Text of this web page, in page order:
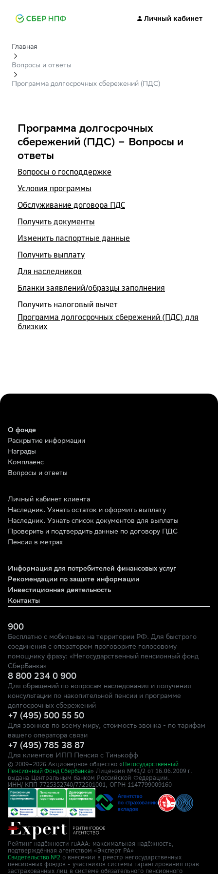
Личный кабинет
Главная
Вопросы и ответы
Программа долгосрочных сбережений (ПДС)
Программа долгосрочных
сбережений (ПДС) – Вопросы и
ответы
Вопросы о господдержке
Условия программы
Обслуживание договора ПДС
Получить документы
Изменить паспортные данные
Получить выплату
Для наследников
Бланки заявлений/образцы заполнения
Получить налоговый вычет
Программа долгосрочных сбережений (ПДС) для
близких
О фонде
Раскрытие информации
Награды
Комплаенс
Вопросы и ответы
Личный кабинет клиента
Наследник. Узнать остаток и оформить выплату
Наследник. Узнать список документов для выплаты
Проверить и подтвердить данные по договору ПДС
Пенсия в метрах
Информация для потребителей финансовых услуг
Рекомендации по защите информации
Инвестиционная деятельность
Контакты
900
Бесплатно с мобильных на территории РФ. Для быстрого
соединения с оператором проговорите голосовому
помощнику фразу: «Негосударственный пенсионный фонд
СберБанка»
8 800 234 0 900
Для обращений по вопросам наследования и получения
консультации по накопительной пенсии и программе
долгосрочных сбережений
+7 (495) 500 55 50
Для звонков по всему миру, стоимость звонка - по тарифам
вашего оператора связи
+7 (495) 785 38 87
Для клиентов ИПП Пенсия с Тинькофф
© 2009–2026 Акционерное общество « Негосударственный
Пенсионный Фонд Сбербанка» Лицензия №41/2 от 16.06.2009 г.
выдана Центральным банком Российской Федерации.
ИНН/ КПП 7725352740/772501001, ОГРН 1147799009160
Рейтинг надёжности ruAAA: максимальная надёжность,
подтверждённая агентством «Эксперт РА»
Свидетельство №2 о внесении в реестр негосударственных
пенсионных фондов - участников системы гарантирования прав
застрахованных лиц в системе обязательного пенсионного